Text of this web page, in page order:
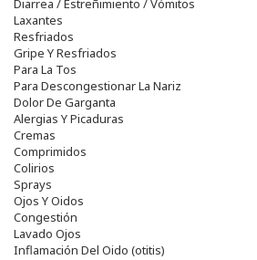
Laxantes
Resfriados
Gripe Y Resfriados
Para La Tos
Para Descongestionar La Nariz
Dolor De Garganta
Alergias Y Picaduras
Cremas
Comprimidos
Colirios
Sprays
Ojos Y Oidos
Congestión
Lavado Ojos
Inflamación Del Oido (otitis)